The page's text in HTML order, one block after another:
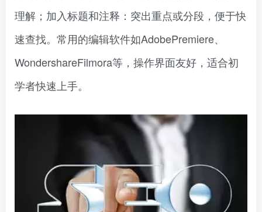
理解；加入标题和注释：突出重点或分段，便于快
速查找。常用的编辑软件如AdobePremiere、
WondershareFilmora等，操作界面友好，适合初
学者快速上手。